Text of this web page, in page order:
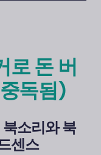
로 돈 버
독됨)
소리와 북
센스